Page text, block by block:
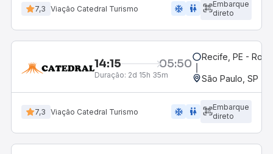
7,3 Viação Catedral Turismo ac_unit wc
Embarque
direto
14:15 05:50
Duração: 2d 15h 35m
Recife, PE -
São Paulo, SP -
7,3 Viação Catedral Turismo ac_unit wc
Embarque
direto